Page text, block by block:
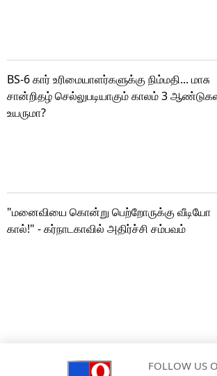
BS-6 கார் உரிமையாளர்களுக்கு நிம்மதி... மாசு
சான்றிதழ் செல்லுபடியாகும் காலம் 3
உயருமா?
"மனைவியை கொன்று பெற்றோருக்கு வீடியோ
கால்!" - கர்நாடகாவில் அதிர்ச்சி சம்பவம்
FOLLOW US